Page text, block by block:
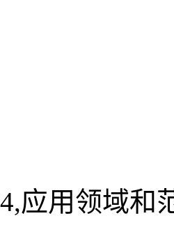
4,应用领域和